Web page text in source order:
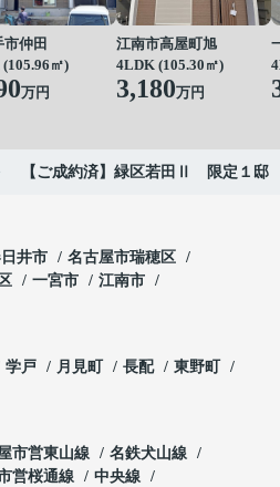
仲田
㎡)
万円
江南市高屋町旭
4LDK (105.30㎡)
3,180万円
【ご成約済】緑区若田Ⅱ 限定１邸
井市
名古屋市瑞穂区
一宮市
江南市
学戸 月見町 長配
東野町
市営東山線
名鉄犬山線
営桜通線
中央線